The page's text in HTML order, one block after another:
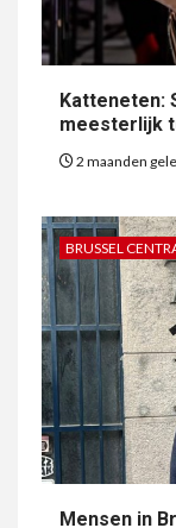
Katteneten:
meesterlijk
2 maanden
BRUSSEL
Mensen in